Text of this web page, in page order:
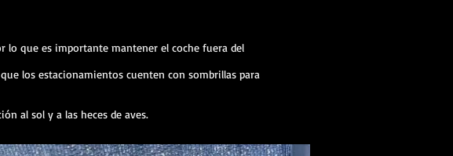
lo que es importante mantener el coche fuera del
los estacionamientos cuenten con sombrillas para
al sol y a las heces de aves.